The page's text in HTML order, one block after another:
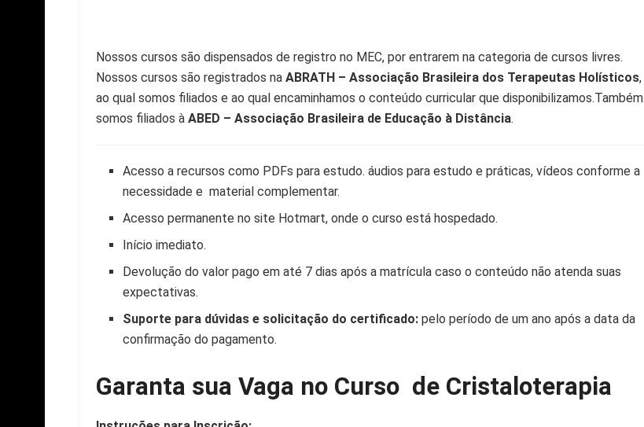
Nossos cursos são dispensados de registro no MEC, por entrarem na categoria de cursos livres.
Nossos cursos são registrados na ABRATH – Associação Brasileira dos Terapeutas Holísticos,
ao qual somos filiados e ao qual encaminhamos o conteúdo curricular que disponibilizamos.Também
somos filiados à ABED – Associação Brasileira de Educação à Distância.
Acesso a recursos como PDFs para estudo. áudios para estudo e práticas, vídeos conforme a
necessidade e material complementar.
Acesso permanente no site Hotmart, onde o curso está hospedado.
Início imediato.
Devolução do valor pago em até 7 dias após a matrícula caso o conteúdo não atenda suas
expectativas.
Suporte para dúvidas e solicitação do certificado: pelo período de um ano após a data da
confirmação do pagamento.
Garanta sua Vaga no Curso de Cristaloterapia